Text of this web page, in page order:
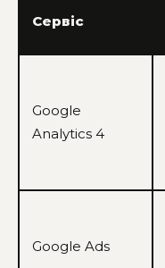
Сервіс
Google
Analytics 4
Google Ads